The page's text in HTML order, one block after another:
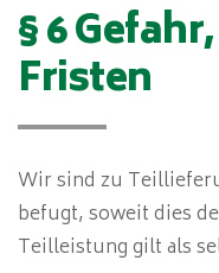
§ 6
Fristen
Wir sind zu
befugt, soweit dies
Teilleistung gilt als